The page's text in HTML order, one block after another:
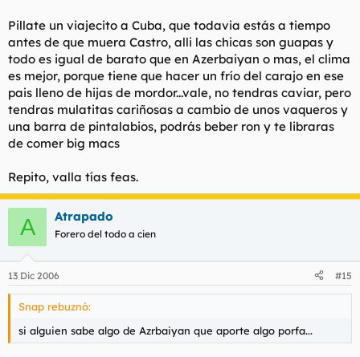
Pillate un viajecito a Cuba, que todavia estás a tiempo
antes de que muera Castro, alli las chicas son guapas y
todo es igual de barato que en Azerbaiyan o mas, el clima
es mejor, porque tiene que hacer un frío del carajo en ese
pais lleno de hijas de mordor...vale, no tendras caviar, pero
tendras mulatitas cariñosas a cambio de unos vaqueros y
una barra de pintalabios, podrás beber ron y te libraras
de comer big macs
Repito, valla tías feas.
A Atrapado
Forero del todo a cien
13 Dic 2006 #15
Snap rebuznó:
si alguien sabe algo de Azrbaiyan que aporte algo porfa...